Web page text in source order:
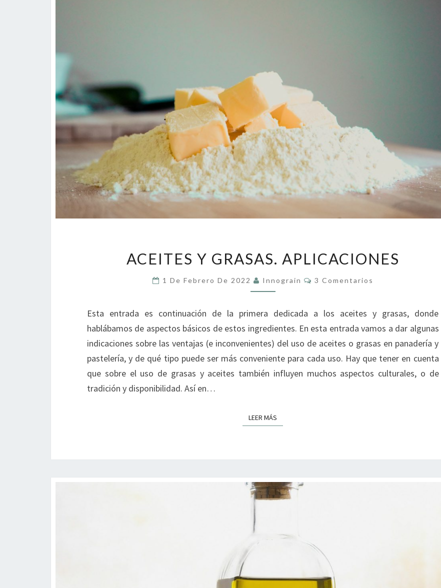
Y
GRASAS.
APLICACIONES
ACEITES Y GRASAS. APLICACIONES
1 De Febrero De 2022 Innograin Comentarios
3 Comentarios
Esta entrada es continuación de la primera dedicada a los aceites y grasas, donde
hablábamos de aspectos básicos de estos ingredientes. En esta entrada vamos a dar algunas
indicaciones sobre las ventajas (e inconvenientes) del uso de aceites o grasas en panadería y
pastelería, y de qué tipo puede ser más conveniente para cada uso. Hay que tener en cuenta
que sobre el uso de grasas y aceites también influyen muchos aspectos culturales, o de
tradición y disponibilidad. Así en…
LEER MÁS